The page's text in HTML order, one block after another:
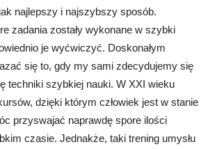
najlepszy i najszybszy sposób.
zadania zostały wykonane w szybki
je wyćwiczyć. Doskonałym
się to, gdy my sami zdecydujemy się
techniki szybkiej nauki. W XXI wieku
dzięki którym człowiek jest w stanie
przyswajać naprawdę spore ilości
czasie. Jednakże, taki trening umysłu